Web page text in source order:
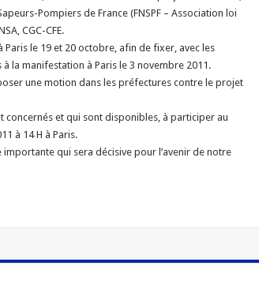
Pompiers de France (FNSPF – Association loi
CGC-CFE.
le 19 et 20 octobre, afin de fixer, avec les
la manifestation à Paris le 3 novembre 2011.
une motion dans les préfectures contre le projet
et qui sont disponibles, à participer au
à 14 H à Paris.
qui sera décisive pour l’avenir de notre